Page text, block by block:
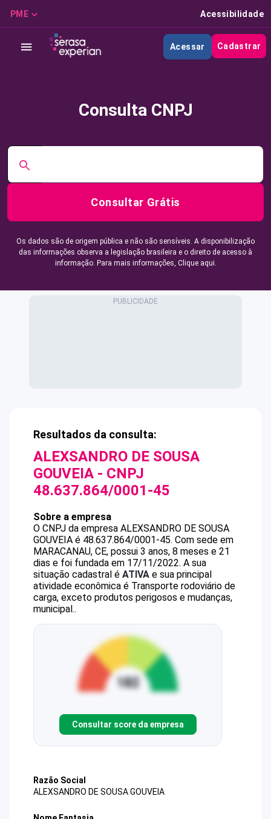
PME Acessibilidade
Acessar Cadastrar
Consulta CNPJ
Consultar Grátis
Os dados são de origem pública e não são sensíveis. A disponibilização
das informações observa a legislação brasileira e o direito de acesso à
informação. Para mais informações, Clique aqui.
Resultados da consulta:
ALEXSANDRO DE SOUSA
GOUVEIA - CNPJ
48.637.864/0001-45
Sobre a empresa
O CNPJ da empresa ALEXSANDRO DE SOUSA
GOUVEIA é 48.637.864/0001-45. Com sede em
MARACANAU, CE, possui 3 anos, 8 meses e 21
dias e foi fundada em 17/11/2022. A sua
situação cadastral é ATIVA e sua principal
atividade econômica é Transporte rodoviário de
carga, exceto produtos perigosos e mudanças,
municipal..
Consultar score da empresa
Razão Social
ALEXSANDRO DE SOUSA GOUVEIA